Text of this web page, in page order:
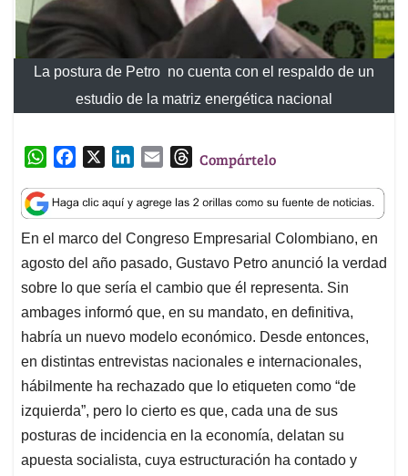
La postura de Petro no cuenta con el respaldo de un
estudio de la matriz energética nacional
W
a
t
s
A
p
p
c
e
b
o
o
k
n
k
e
d
I
n
a
i
l
T
r
e
a
d
s
Compártelo
En el marco del Congreso Empresarial Colombiano, en
agosto del año pasado, Gustavo Petro anunció la verdad
sobre lo que sería el cambio que él representa. Sin
ambages informó que, en su mandato, en definitiva,
habría un nuevo modelo económico. Desde entonces,
en distintas entrevistas nacionales e internacionales,
hábilmente ha rechazado que lo etiqueten como “de
izquierda”, pero lo cierto es que, cada una de sus
posturas de incidencia en la economía, delatan su
apuesta socialista, cuya estructuración ha contado y